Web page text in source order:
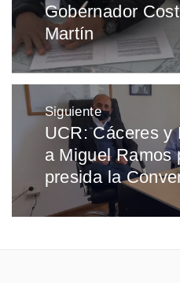
Gobernador
Martín
Siguiente
Entrada
siguiente:
UCR: Cáceres y
a Miguel Ramos
presida la